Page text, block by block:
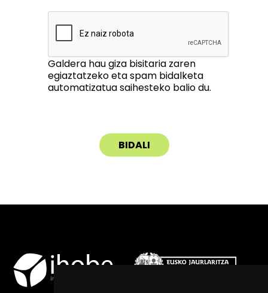
Galdera hau giza bisitaria zaren
egiaztatzeko eta spam bidalketa
automatizatua saihesteko balio du.